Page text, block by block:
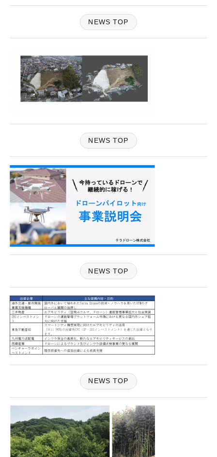
NEWS TOP
NEWS TOP
NEWS TOP
NEWS TOP